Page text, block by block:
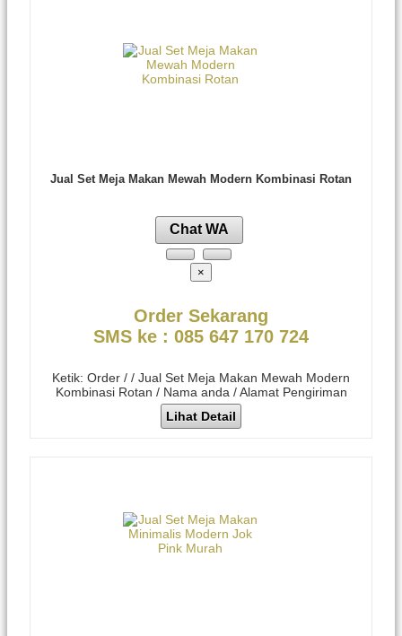
Jual Set Meja Makan Mewah Modern Kombinasi Rotan
Chat WA
×
Order Sekarang
SMS ke : 085 647 170 724
Ketik: Order / / Jual Set Meja Makan Mewah Modern
Kombinasi Rotan / Nama anda / Alamat Pengiriman
Lihat Detail